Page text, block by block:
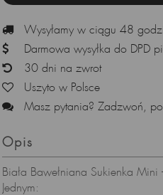
Wysyłamy w ciągu 48
Darmowa wysyłka do DPD
30 dni na zwrot
Uszyto w Polsce
Masz pytania? Zadzwoń,
Opis
Biała Bawełniana Sukienka
Jednym: